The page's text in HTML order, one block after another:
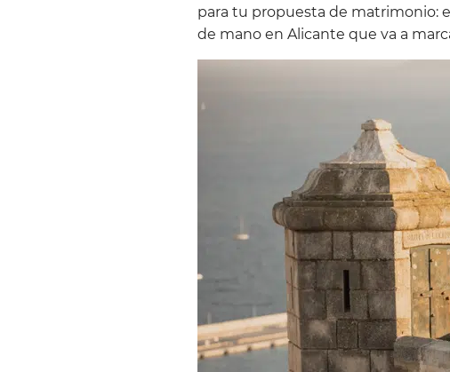
para tu propuesta de matrimonio: el
de mano en Alicante que va a